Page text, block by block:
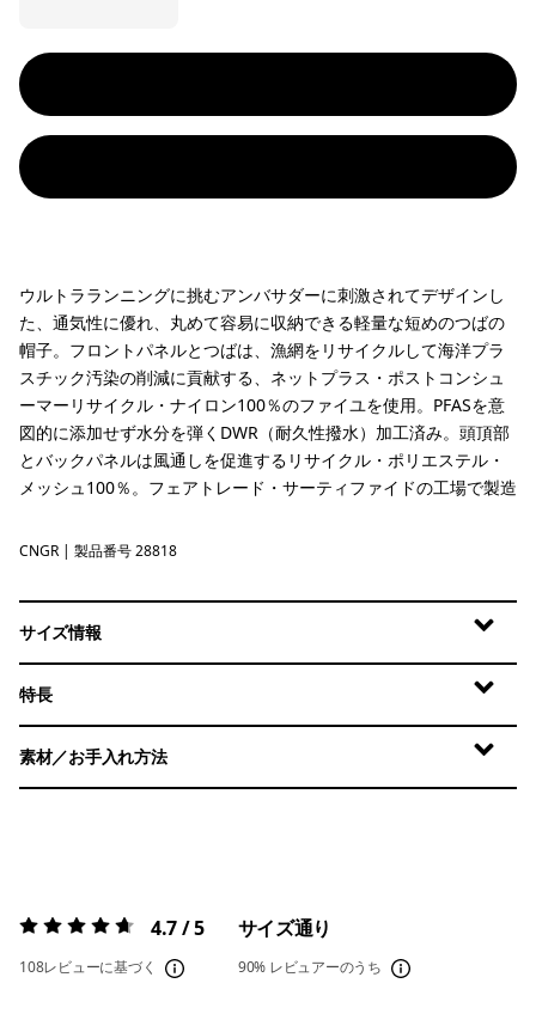
ウルトラランニングに挑むアンバサダーに刺激されてデザインし
た、通気性に優れ、丸めて容易に収納できる軽量な短めのつばの
帽子。フロントパネルとつばは、漁網をリサイクルして海洋プラ
スチック汚染の削減に貢献する、ネットプラス・ポストコンシュ
ーマーリサイクル・ナイロン100％のファイユを使用。PFASを意
図的に添加せず水分を弾くDWR（耐久性撥水）加工済み。頭頂部
とバックパネルは風通しを促進するリサイクル・ポリエステル・
メッシュ100％。フェアトレード・サーティファイドの工場で製造
Canopy Green
CNGR | 製品番号 28818
サイズ情報
特長
素材／お手入れ方法
評価:4.7 / 5 4.7 / 5
108レビューに基づく
サイズ通り
90% レビュアーのうち